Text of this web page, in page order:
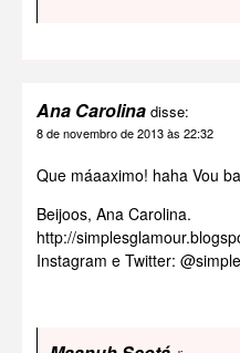
Ana Carolina disse:
8 de novembro de 2013 às 22:32
Que máaaximo! haha Vou
Beijoos, Ana Carolina.
http://
Instagram e Twitter: